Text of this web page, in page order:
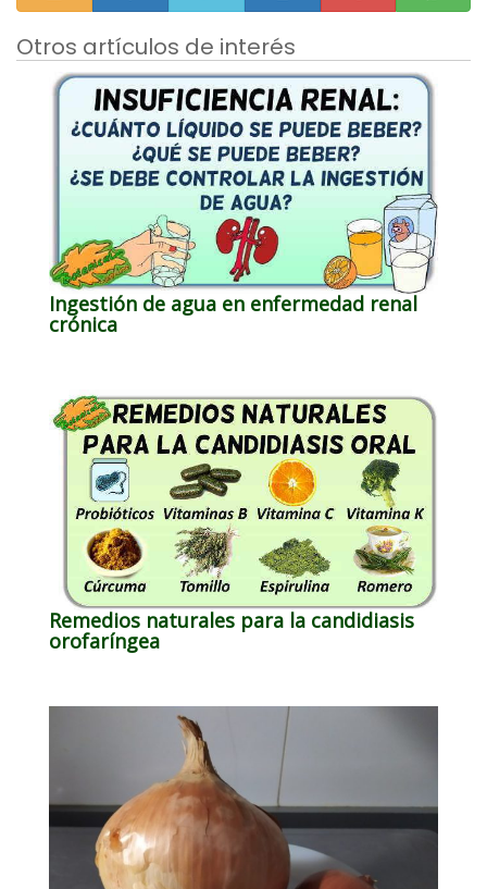
Otros artículos de interés
Ingestión de agua en enfermedad renal
crónica
Remedios naturales para la candidiasis
orofaríngea